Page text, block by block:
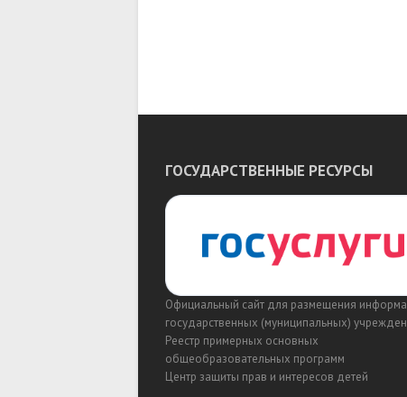
ГОСУДАРСТВЕННЫЕ РЕСУРСЫ
Официальный сайт для размещения
государственных (муниципальных)
Реестр примерных основных
общеобразовательных программ
Центр защиты прав и интересов детей